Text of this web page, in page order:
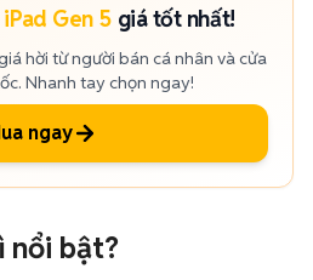
Gen 5giá tốt nhất!
hời từ người bán cá nhân và cửa
Nhanh tay chọn ngay!
ngay
nổi bật?